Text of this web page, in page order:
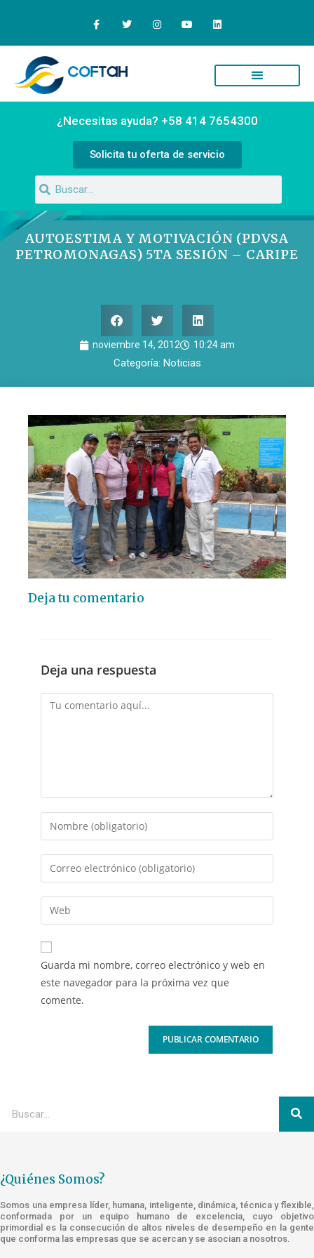
¿Necesitas ayuda? +58 414 7654300
Solicita tu oferta de servicio
AUTOESTIMA Y MOTIVACIÓN (PDVSA
PETROMONAGAS) 5TA SESIÓN – CARIPE
noviembre 14, 2012 10:24 am
Categoría: Noticias
Deja tu comentario
Deja una respuesta
Guarda mi nombre, correo electrónico y web en
este navegador para la próxima vez que
comente.
¿Quiénes Somos?
Somos una empresa líder, humana, inteligente, dinámica, técnica y flexible,
conformada por un equipo humano de excelencia, cuyo objetivo
primordial es la consecución de altos niveles de desempeño en la gente
que conforma las empresas que se acercan y se asocian a nosotros.